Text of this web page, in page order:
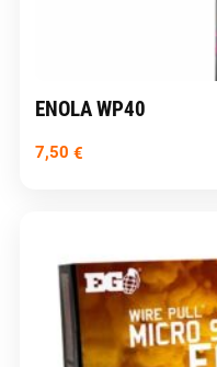
ENOLA WP40
7,50 €